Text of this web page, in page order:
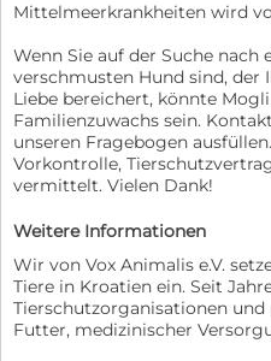
Mittelmeerkrankheiten wird
Wenn Sie auf der Suche nach
verschmusten Hund sind, der
Liebe bereichert, könnte
Familienzuwachs sein.
unseren Fragebogen
Vorkontrolle,
vermittelt. Vielen Dank!
Weitere Informationen
Wir von Vox Animalis e.V.
Tiere in Kroatien ein. Seit
Tierschutzorganisationen
Futter, medizinischer